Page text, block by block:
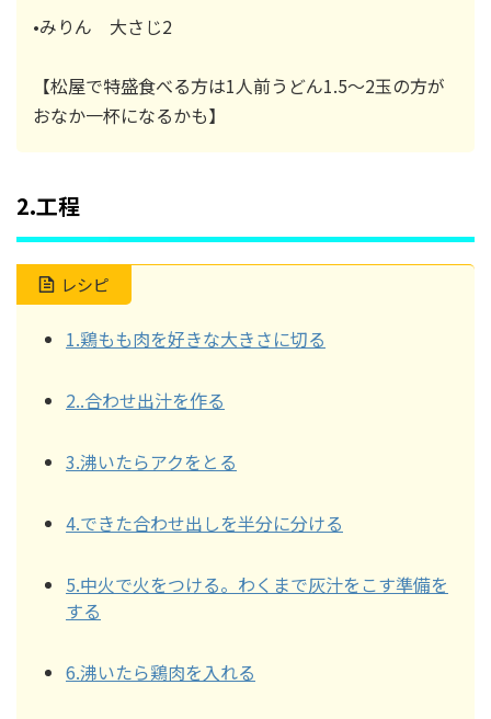
•みりん 大さじ2
【松屋で特盛食べる方は1人前うどん1.5～2玉の方が
おなか一杯になるかも】
2.工程
レシピ
1.鶏もも肉を好きな大きさに切る
2..合わせ出汁を作る
3.沸いたらアクをとる
4.できた合わせ出しを半分に分ける
5.中火で火をつける。わくまで灰汁をこす準備を
する
6.沸いたら鶏肉を入れる